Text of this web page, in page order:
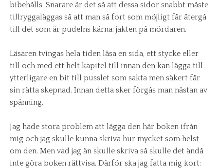
bibehålls. Snarare är det så att dessa sidor snabbt måste
tillryggaläggas så att man så fort som möjligt får återgå
till det som är pudelns kärna: jakten på mördaren.
Läsaren tvingas hela tiden läsa en sida, ett stycke eller
till och med ett helt kapitel till innan den kan lägga till
ytterligare en bit till pusslet som sakta men säkert får
sin rätta skepnad. Innan detta sker förgås man nästan av
spänning.
Jag hade stora problem att lägga den här boken ifrån
mig och jag skulle kunna skriva hur mycket som helst
om den. Men vad jag än skulle skriva så skulle det ändå
inte göra boken rättvisa. Därför ska jag fatta mig kort: